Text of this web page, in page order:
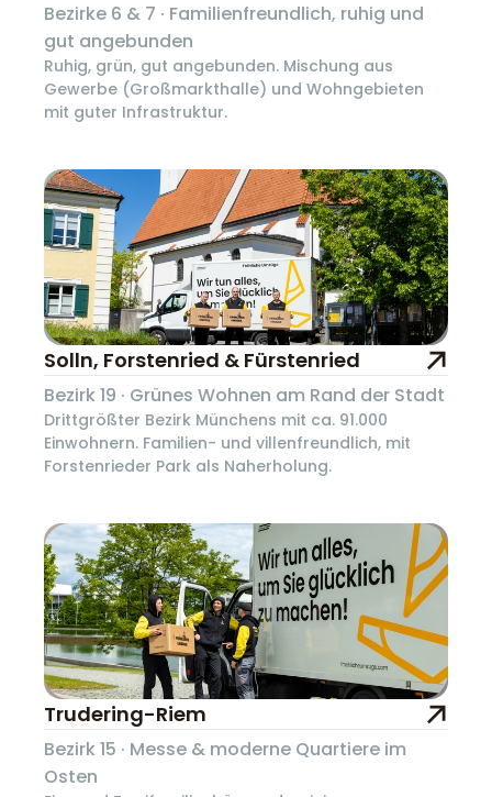
Bezirke 6 & 7 · Familienfreundlich, ruhig und
gut angebunden
Ruhig, grün, gut angebunden. Mischung aus
Gewerbe (Großmarkthalle) und Wohngebieten
mit guter Infrastruktur.
Solln, Forstenried & Fürstenried
Bezirk 19 · Grünes Wohnen am Rand der Stadt
Drittgrößter Bezirk Münchens mit ca. 91.000
Einwohnern. Familien- und villenfreundlich, mit
Forstenrieder Park als Naherholung.
Trudering-Riem
Bezirk 15 · Messe & moderne Quartiere im
Osten